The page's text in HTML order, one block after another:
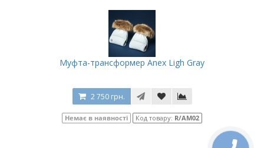
Муфта-трансформер Anex Ligh Gray
2 750 грн.
Немає в наявності Код товару: R/AM02